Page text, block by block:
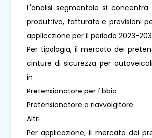
L'analisi segmentale si
produttiva, fatturato e previsioni
applicazione per il periodo 2023-
Per tipologia, il mercato dei
cinture di sicurezza per
in
Pretensionatore per fibbia
Pretensionatore a riavvolgitore
Altri
Per applicazione, il mercato dei